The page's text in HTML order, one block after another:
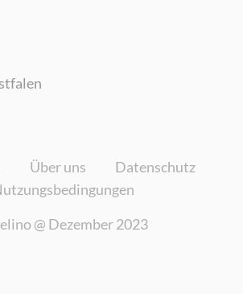
Über uns
Datenschutz
@ Dezember 2023